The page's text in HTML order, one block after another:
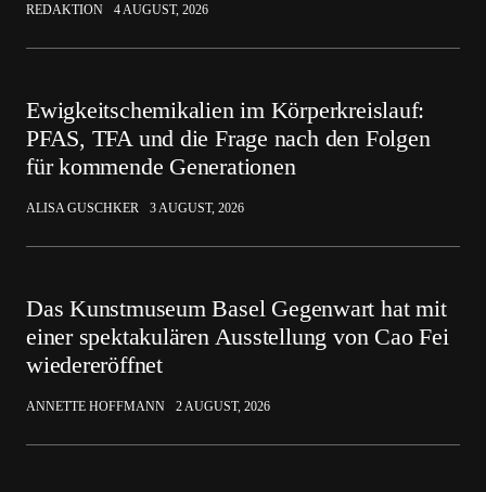
REDAKTION 4 AUGUST, 2026
Ewigkeitschemikalien im Körperkreislauf:
PFAS, TFA und die Frage nach den Folgen
für kommende Generationen
ALISA GUSCHKER 3 AUGUST, 2026
Das Kunstmuseum Basel Gegenwart hat mit
einer spektakulären Ausstellung von Cao Fei
wiedereröffnet
ANNETTE HOFFMANN 2 AUGUST, 2026